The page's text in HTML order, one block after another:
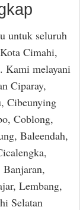
untuk seluruh
Cimahi,
Kami melayani
Ciparay,
Cibeunying
Coblong,
Baleendah,
Lembang,
Selatan